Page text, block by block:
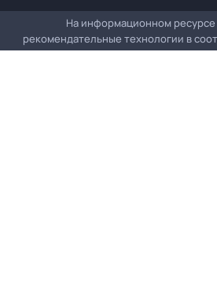
На информационном
рекомендательные технологии в